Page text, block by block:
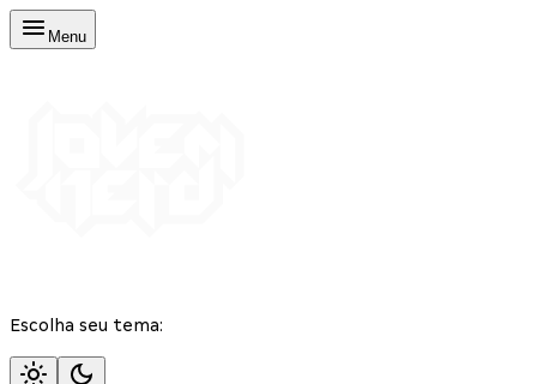
Menu
Escolha seu tema: